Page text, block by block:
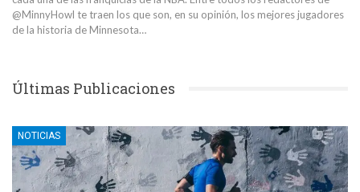
@MinnyHowl te traen los que son, en su opinión, los mejores jugadores
de la historia de Minnesota…
Últimas Publicaciones
NOTICIAS